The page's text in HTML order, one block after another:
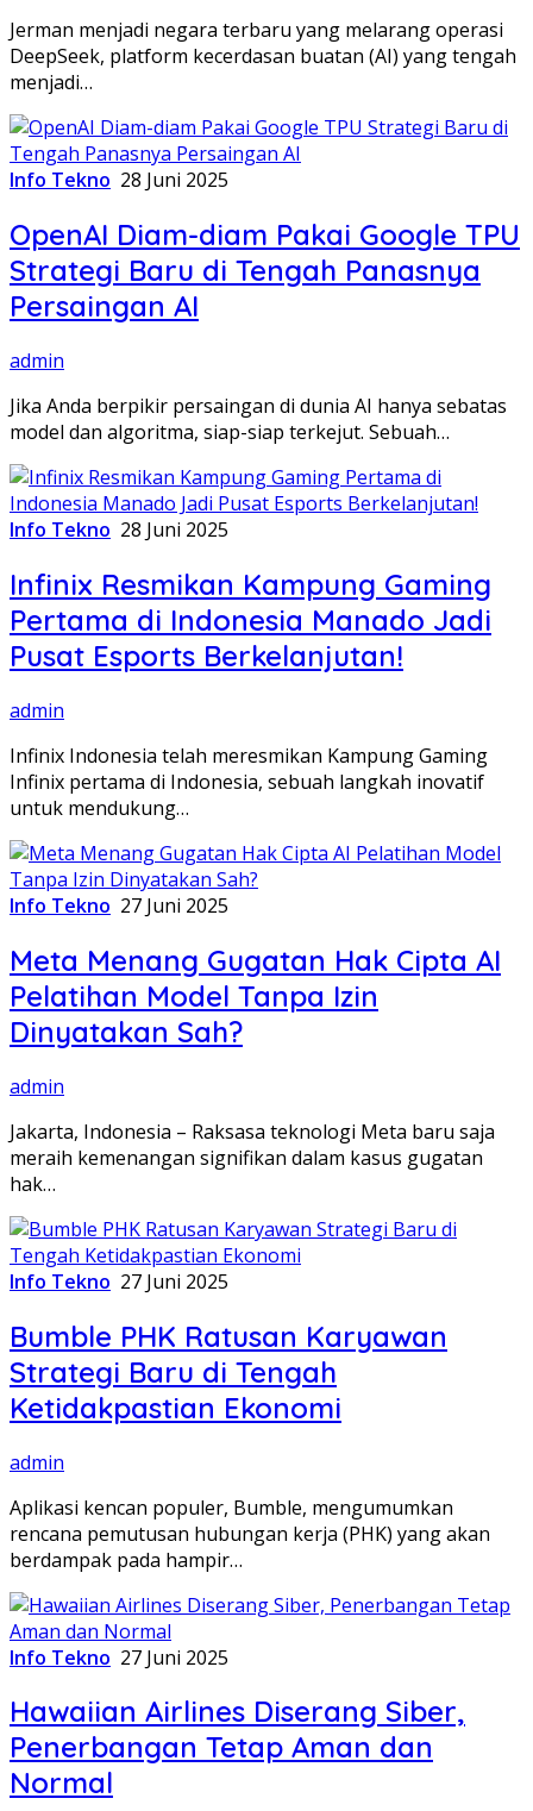
Jerman menjadi negara terbaru yang melarang operasi
DeepSeek, platform kecerdasan buatan (AI) yang tengah
menjadi…
Info Tekno 28 Juni 2025
OpenAI Diam-diam Pakai Google TPU
Strategi Baru di Tengah Panasnya
Persaingan AI
admin
Jika Anda berpikir persaingan di dunia AI hanya sebatas
model dan algoritma, siap-siap terkejut. Sebuah…
Info Tekno 28 Juni 2025
Infinix Resmikan Kampung Gaming
Pertama di Indonesia Manado Jadi
Pusat Esports Berkelanjutan!
admin
Infinix Indonesia telah meresmikan Kampung Gaming
Infinix pertama di Indonesia, sebuah langkah inovatif
untuk mendukung…
Info Tekno 27 Juni 2025
Meta Menang Gugatan Hak Cipta AI
Pelatihan Model Tanpa Izin
Dinyatakan Sah?
admin
Jakarta, Indonesia – Raksasa teknologi Meta baru saja
meraih kemenangan signifikan dalam kasus gugatan
hak…
Info Tekno 27 Juni 2025
Bumble PHK Ratusan Karyawan
Strategi Baru di Tengah
Ketidakpastian Ekonomi
admin
Aplikasi kencan populer, Bumble, mengumumkan
rencana pemutusan hubungan kerja (PHK) yang akan
berdampak pada hampir…
Info Tekno 27 Juni 2025
Hawaiian Airlines Diserang Siber,
Penerbangan Tetap Aman dan
Normal